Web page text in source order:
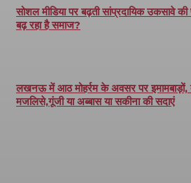
सोशल मीडिया पर बढ़ती सांप्रदायिक उकसावे
बढ़ रहा है समाज?
लखनऊ में आठ मोहर्रम के अवसर पर इमामबाड़ों,
मजलिसे,गूंजी या अब्बास या सकीना की सदाएं